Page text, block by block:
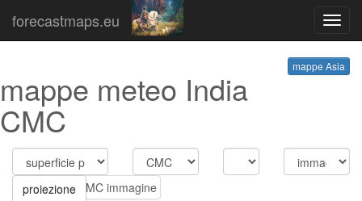
forecastmaps.eu
mappe Asia
mappe meteo India
CMC
proiezione